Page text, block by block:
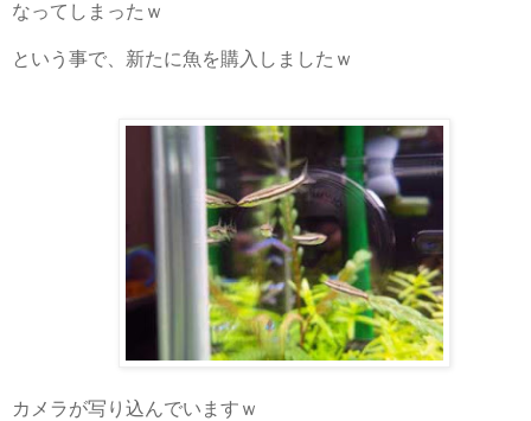
なってしまったｗ
という事で、新たに魚を購入しましたｗ
カメラが写り込んでいますｗ